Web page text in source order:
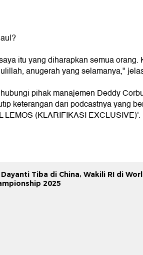
itu yang diharapkan semua orang.
anugerah yang selamanya,"
pihak manajemen Deddy
keterangan dari podcastnya yang
LEMOS (KLARIFIKASI EXCLUSIVE)'.
Tiba di China, Wakili RI di
2025